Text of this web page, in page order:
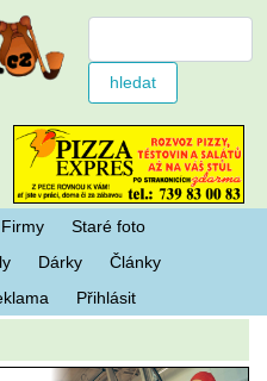
Firmy
Staré foto
Dárky
Články
Přihlásit